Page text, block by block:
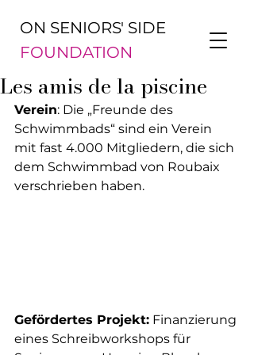
ON SENIORS' SIDE
FOUNDATION
Les amis de la piscine
Verein: Die „Freunde des
Schwimmbads“ sind ein Verein
mit fast 4.000 Mitgliedern, die sich
dem Schwimmbad von Roubaix
verschrieben haben.
Gefördertes Projekt: Finanzierung
eines Schreibworkshops für